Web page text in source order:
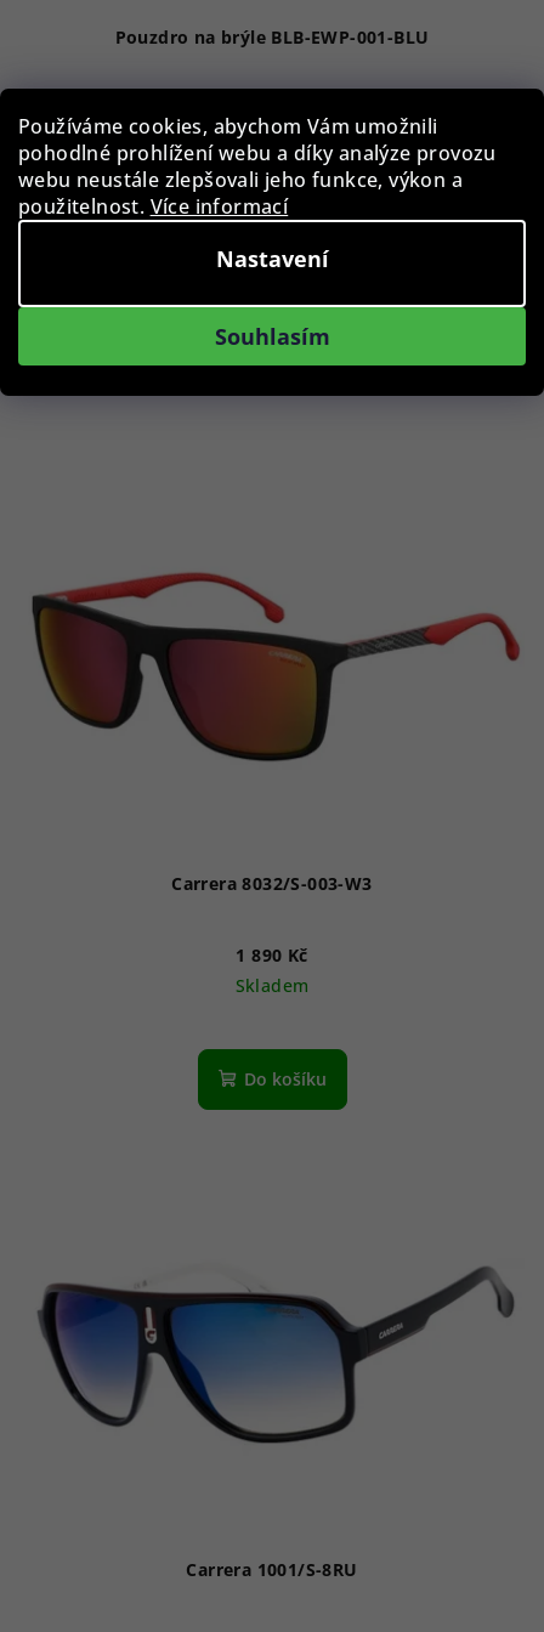
Používáme cookies, abychom Vám umožnili
pohodlné prohlížení webu a díky analýze provozu
webu neustále zlepšovali jeho funkce, výkon a
použitelnost. Více informací
Nastavení
Souhlasím
Pouzdro na brýle BLB-EWP-001-BLU
Skladem
Podobné produkty
Carrera 8032/S-003-W3
1 890 Kč
Skladem
Do košíku
Carrera 1001/S-8RU